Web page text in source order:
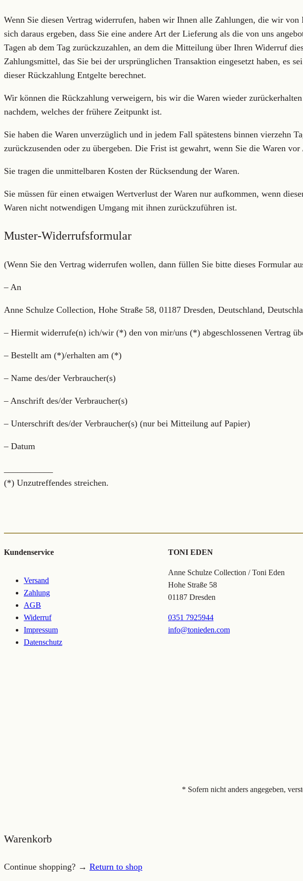
Wenn Sie diesen Vertrag widerrufen, haben wir Ihnen alle Zahlungen, die wir
sich daraus ergeben, dass Sie eine andere Art der Lieferung als die von uns
Tagen ab dem Tag zurückzuzahlen, an dem die Mitteilung über Ihren Widerruf
Zahlungsmittel, das Sie bei der ursprünglichen Transaktion eingesetzt haben, es
dieser Rückzahlung Entgelte berechnet.
Wir können die Rückzahlung verweigern, bis wir die Waren wieder
nachdem, welches der frühere Zeitpunkt ist.
Sie haben die Waren unverzüglich und in jedem Fall spätestens binnen vierzehn
zurückzusenden oder zu übergeben. Die Frist ist gewahrt, wenn Sie die Waren
Sie tragen die unmittelbaren Kosten der Rücksendung der Waren.
Sie müssen für einen etwaigen Wertverlust der Waren nur aufkommen, wenn
Waren nicht notwendigen Umgang mit ihnen zurückzuführen ist.
Muster-Widerrufsformular
(Wenn Sie den Vertrag widerrufen wollen, dann füllen Sie bitte dieses Formular
– An
Anne Schulze Collection, Hohe Straße 58, 01187 Dresden, Deutschland,
– Hiermit widerrufe(n) ich/wir (*) den von mir/uns (*) abgeschlossenen Vertrag
– Bestellt am (*)/erhalten am (*)
– Name des/der Verbraucher(s)
– Anschrift des/der Verbraucher(s)
– Unterschrift des/der Verbraucher(s) (nur bei Mitteilung auf Papier)
– Datum
(*) Unzutreffendes streichen.
Kundenservice
Versand
Zahlung
AGB
Widerruf
Impressum
Datenschutz
TONI EDEN
Anne Schulze Collection / Toni Eden
Hohe Straße 58
01187 Dresden
0351 7925944
info@tonieden.com
* Sofern nicht anders angegeben,
Warenkorb
Continue shopping? → Return to shop